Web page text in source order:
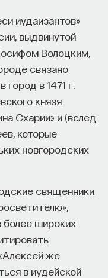
иудаизантов»
выдвинутой
Волоцким,
связано
в 1471 г.
князя
Схарии» и (вслед
которые
новгородских
священники
более широких
же
в иудейской